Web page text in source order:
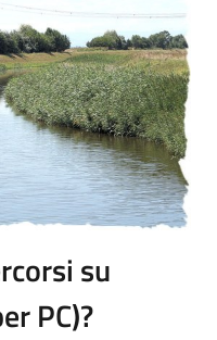
su
PC)?